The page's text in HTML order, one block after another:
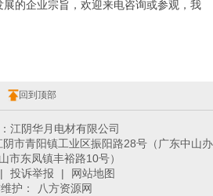
的企业宗旨，欢迎来电咨询或参观，我
回到顶部
江阴华月电材有限公司
市青阳镇工业区振阳路28号（广东中山办
市东凤镇丰裕路10号）
| 投诉举报 |
网站地图
护：
八方资源网